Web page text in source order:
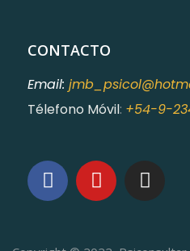
CONTACTO
Email:
Télefono Móvil: +54-9-